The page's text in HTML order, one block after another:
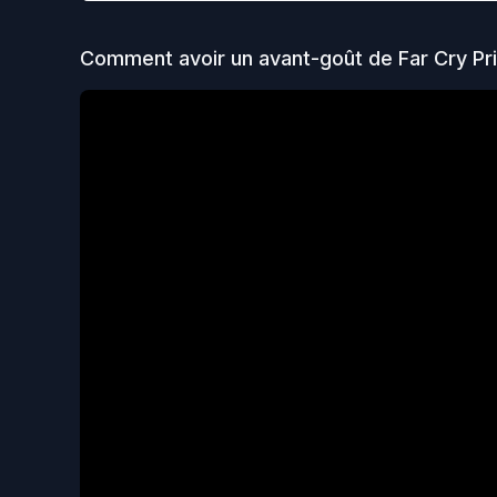
Comment avoir un avant-goût de Far Cry